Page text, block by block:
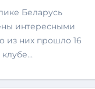
интересными
из них прошло 16
клубе…